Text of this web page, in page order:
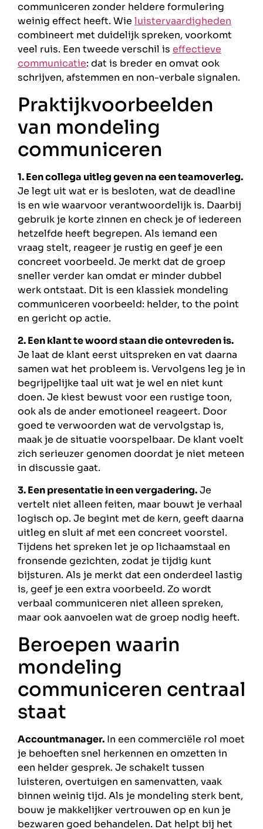
communiceren zonder heldere formulering
weinig effect heeft. Wie luistervaardigheden
combineert met duidelijk spreken, voorkomt
veel ruis. Een tweede verschil is effectieve
communicatie: dat is breder en omvat ook
schrijven, afstemmen en non-verbale signalen.
Praktijkvoorbeelden
van mondeling
communiceren
1. Een collega uitleg geven na een teamoverleg.
Je legt uit wat er is besloten, wat de deadline
is en wie waarvoor verantwoordelijk is. Daarbij
gebruik je korte zinnen en check je of iedereen
hetzelfde heeft begrepen. Als iemand een
vraag stelt, reageer je rustig en geef je een
concreet voorbeeld. Je merkt dat de groep
sneller verder kan omdat er minder dubbel
werk ontstaat. Dit is een klassiek mondeling
communiceren voorbeeld: helder, to the point
en gericht op actie.
2. Een klant te woord staan die ontevreden is.
Je laat de klant eerst uitspreken en vat daarna
samen wat het probleem is. Vervolgens leg je in
begrijpelijke taal uit wat je wel en niet kunt
doen. Je kiest bewust voor een rustige toon,
ook als de ander emotioneel reageert. Door
goed te verwoorden wat de vervolgstap is,
maak je de situatie voorspelbaar. De klant voelt
zich serieuzer genomen doordat je niet meteen
in discussie gaat.
3. Een presentatie in een vergadering.Je
vertelt niet alleen feiten, maar bouwt je verhaal
logisch op. Je begint met de kern, geeft daarna
uitleg en sluit af met een concreet voorstel.
Tijdens het spreken let je op lichaamstaal en
fronsende gezichten, zodat je tijdig kunt
bijsturen. Als je merkt dat een onderdeel lastig
is, geef je een extra voorbeeld. Zo wordt
verbaal communiceren niet alleen spreken,
maar ook aanvoelen wat de groep nodig heeft.
Beroepen waarin
mondeling
communiceren centraal
staat
Accountmanager. In een commerciële rol moet
je behoeften snel herkennen en omzetten in
een helder gesprek. Je schakelt tussen
luisteren, overtuigen en samenvatten, vaak
binnen weinig tijd. Als je mondeling sterk bent,
bouw je makkelijker vertrouwen op en kun je
bezwaren goed behandelen. Dat helpt bij het